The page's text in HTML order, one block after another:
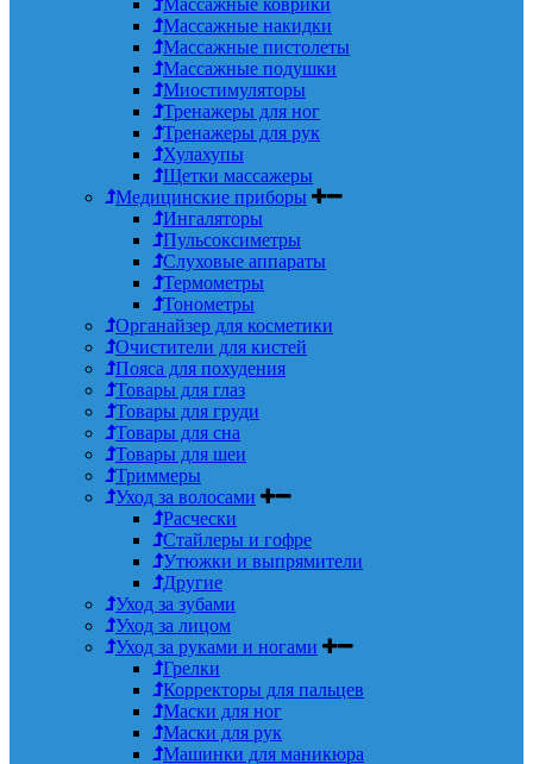
Массажные накидки
Массажные пистолеты
Массажные подушки
Миостимуляторы
Тренажеры для ног
Тренажеры для рук
Хулахупы
Щетки массажеры
Медицинские приборы
Ингаляторы
Пульсоксиметры
Слуховые аппараты
Термометры
Тонометры
Органайзер для косметики
Очистители для кистей
Пояса для похудения
Товары для глаз
Товары для груди
Товары для сна
Товары для шеи
Триммеры
Уход за волосами
Расчески
Стайлеры и гофре
Утюжки и выпрямители
Другие
Уход за зубами
Уход за лицом
Уход за руками и ногами
Грелки
Корректоры для пальцев
Маски для ног
Маски для рук
Машинки для маникюра